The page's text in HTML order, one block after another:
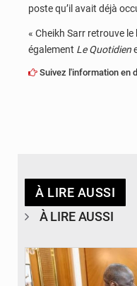
poste qu’il avait déjà
« Cheikh Sarr retrouve
également Le Quotidien
Suivez l'information en
À LIRE AUSSI
À LIRE AUSSI